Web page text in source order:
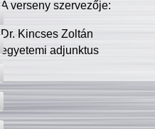
A verseny szervezője:
Dr. Kincses Zoltán
egyetemi adjunktus